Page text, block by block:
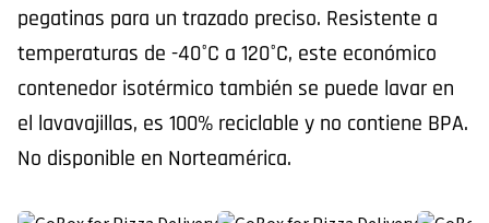
pegatinas para un trazado preciso. Resistente a
temperaturas de -40°C a 120°C, este económico
contenedor isotérmico también se puede lavar en
el lavavajillas, es 100% reciclable y no contiene BPA.
No disponible en Norteamérica.